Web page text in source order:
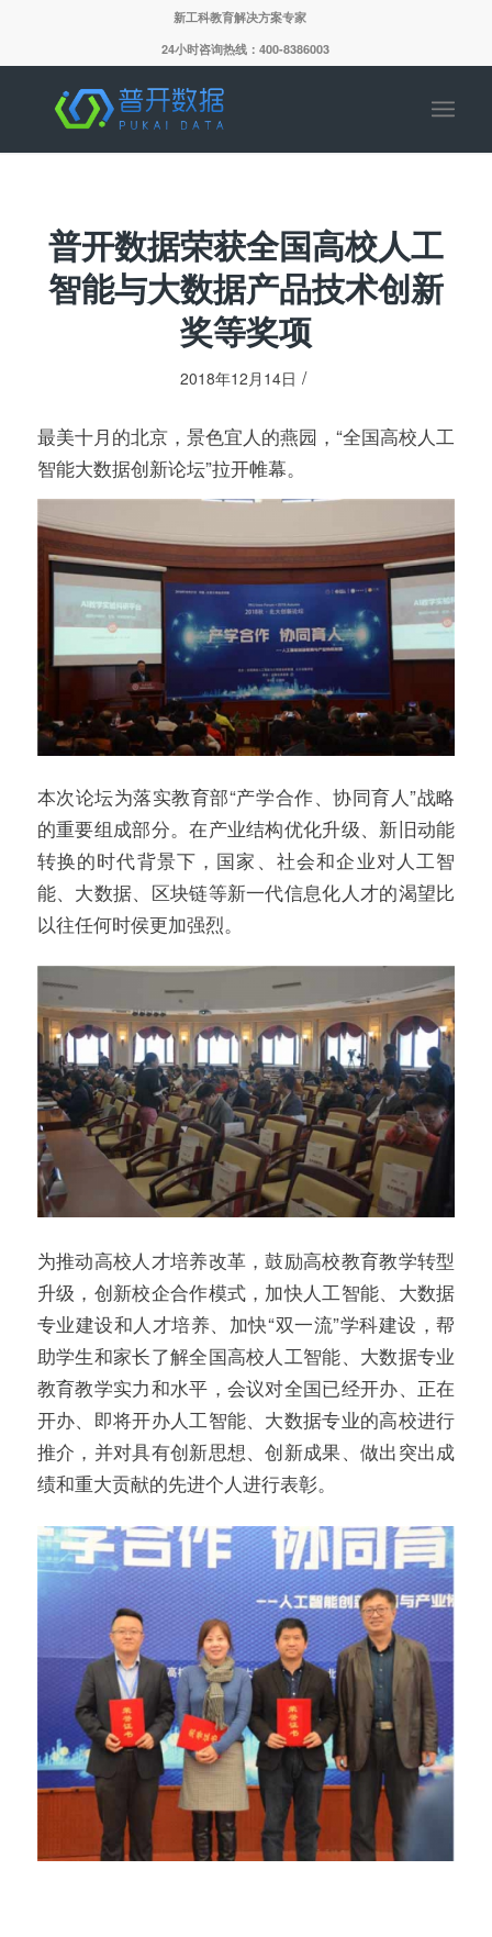
新工科教育解决方案专家
24小时咨询热线：400-8386003
普开数据荣获全国高校人工
智能与大数据产品技术创新
奖等奖项
2018年12月14日 /
最美十月的北京，景色宜人的燕园，“全国高校人工
智能大数据创新论坛”拉开帷幕。
本次论坛为落实教育部“产学合作、协同育人”战略
的重要组成部分。在产业结构优化升级、新旧动能
转换的时代背景下，国家、社会和企业对人工智
能、大数据、区块链等新一代信息化人才的渴望比
以往任何时侯更加强烈。
为推动高校人才培养改革，鼓励高校教育教学转型
升级，创新校企合作模式，加快人工智能、大数据
专业建设和人才培养、加快“双一流”学科建设，帮
助学生和家长了解全国高校人工智能、大数据专业
教育教学实力和水平，会议对全国已经开办、正在
开办、即将开办人工智能、大数据专业的高校进行
推介，并对具有创新思想、创新成果、做出突出成
绩和重大贡献的先进个人进行表彰。